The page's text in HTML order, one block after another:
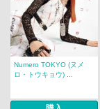
Numero TOKYO (ヌメ
ロ・トウキョウ) ...